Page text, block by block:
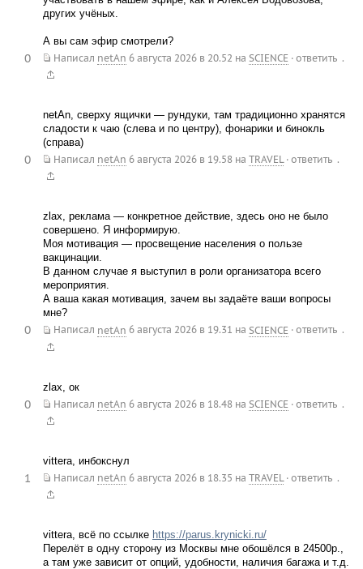
других учёных.
А вы сам эфир смотрели?
Написал netAn 6 августа 2026 в 20.52 на SCIENCE · ответить .
0
netAn, сверху ящички — рундуки, там традиционно хранятся
сладости к чаю (слева и по центру), фонарики и бинокль
(справа)
Написал netAn 6 августа 2026 в 19.58на TRAVEL · ответить .
0
zlax, реклама — конкретное действие, здесь оно не было
совершено. Я информирую.
Моя мотивация — просвещение населения о пользе
вакцинации.
В данном случае я выступил в роли организатора всего
мероприятия.
А ваша какая мотивация, зачем вы задаёте ваши вопросы
мне?
Написал netAn 6 августа 2026 в 19.31 на SCIENCE · ответить .
0
zlax, ок
Написал netAn 6 августа 2026 в 18.48на SCIENCE · ответить .
0
vittera, инбокснул
Написал netAn 6 августа 2026 в 18.35 на TRAVEL · ответить .
1
vittera, всё по ссылке https://parus.krynicki.ru/
Перелёт в одну сторону из Москвы мне обошёлся в 24500р.,
а там уже зависит от опций, удобности, наличия багажа и т.д.